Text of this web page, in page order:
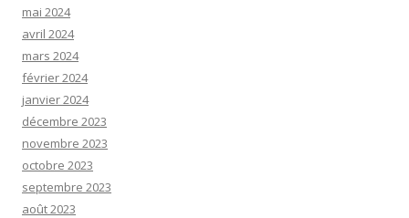
mai 2024
avril 2024
mars 2024
février 2024
janvier 2024
décembre 2023
novembre 2023
octobre 2023
septembre 2023
août 2023